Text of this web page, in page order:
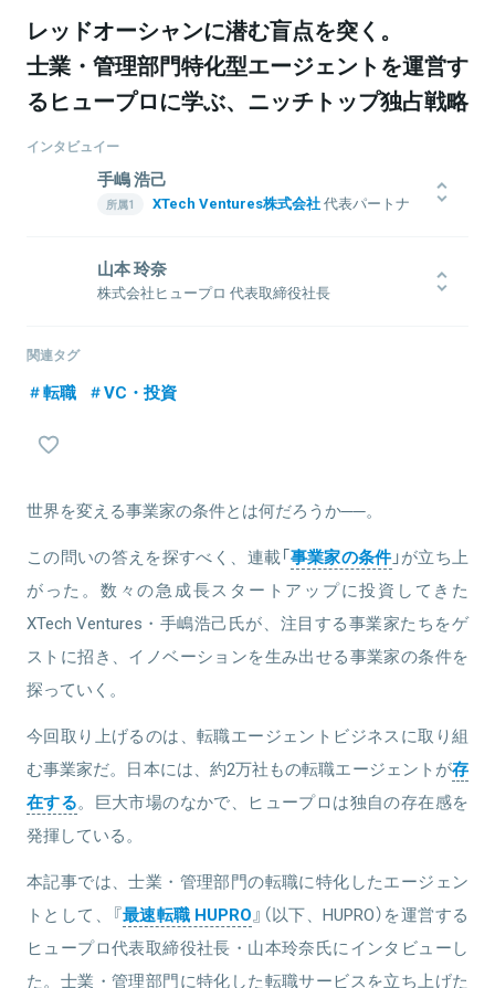
レッドオーシャンに潜む盲点を突く。
士業・管理部門特化型エージェントを運営す
るヒュープロに学ぶ、ニッチトップ独占戦略
インタビュイー
手嶋 浩己
XTech Ventures株式会社代表パートナ
1976年生まれ。1999年一橋大学商学部卒業後、博報堂に入社し、戦
略プランナーとして6年間勤務。2006年インタースパイア（現ユナイ
年ユナイテッド取締役に就任、新規事業立ち上げや創業期メルカリ
役を経て、LayerX取締役に就任（現任）。平行してXTech Ventures
関連情報をみる
山本 玲奈
株式会社ヒュープロ 代表取締役社長
時、ヒュープロを設立。現在、士業・管理部門の転職に特化したエ
取締役社長を務める。
関連タグ
転職 VC・投資
世界を変える事業家の条件とは何だろうか──。
この問いの答えを探すべく、連載「事業家の条件」が立ち上
がった。数々の急成長スタートアップに投資してきた
XTech Ventures・手嶋浩己氏が、注目する事業家たちをゲ
ストに招き、イノベーションを生み出せる事業家の条件を
探っていく。
今回取り上げるのは、転職エージェントビジネスに取り組
む事業家だ。日本には、約2万社もの転職エージェントが存
在する。巨大市場のなかで、ヒュープロは独自の存在感を
発揮している。
本記事では、士業・管理部門の転職に特化したエージェン
トとして、『最速転職 HUPRO』（以下、HUPRO）を運営する
ヒュープロ代表取締役社長・山本玲奈氏にインタビューし
た。士業・管理部門に特化した転職サービスを立ち上げた